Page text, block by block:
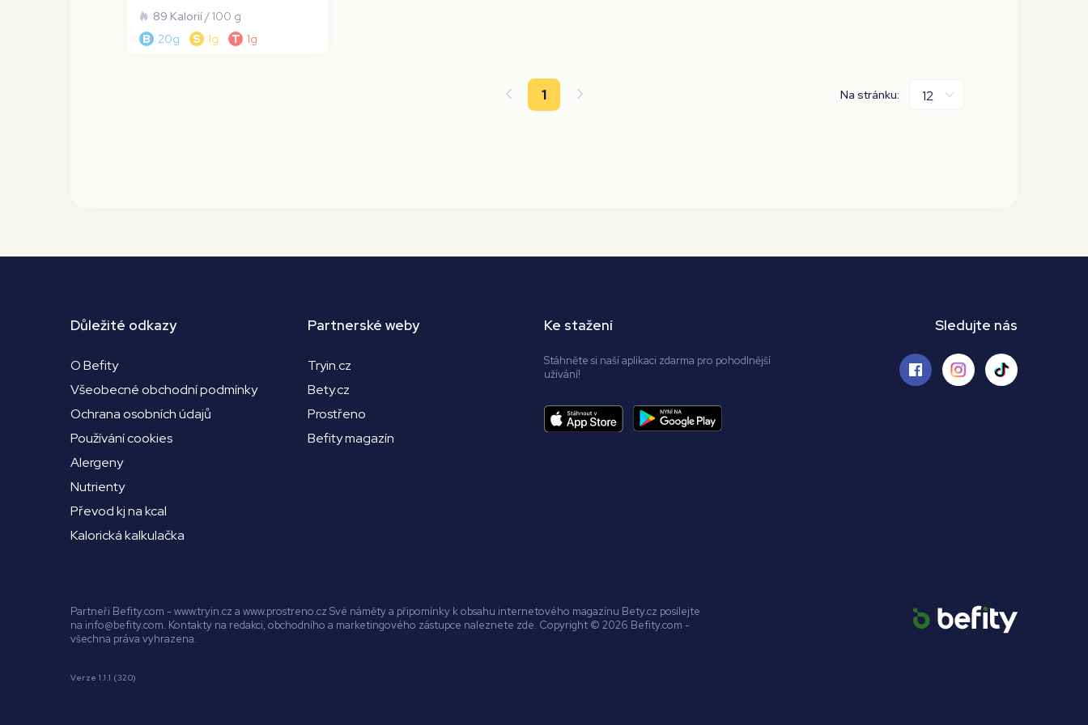
89 Kalorií/ 100 g
B
20g S 1g T 1g
1 Na stránku:
Důležité odkazy
O Befity
Všeobecné obchodní podmínky
Ochrana osobních údajů
Používání cookies
Alergeny
Nutrienty
Převod kj na kcal
Kalorická kalkulačka
Partnerské weby
Tryin.cz
Bety.cz
Prostřeno
Befity magazín
Ke stažení
Stáhněte si naší aplikaci zdarma pro pohodlnější
užívání!
Sledujte nás
Partneři Befity.com - www.tryin.cz a www.prostreno.cz Své náměty a připomínky k obsahu internetového magazínu Bety.cz posílejte
na info@befity.com. Kontakty na redakci, obchodního a marketingového zástupce naleznete zde. Copyright © 2026 Befity.com -
všechna práva vyhrazena.
Verze 1.1.1 (320)